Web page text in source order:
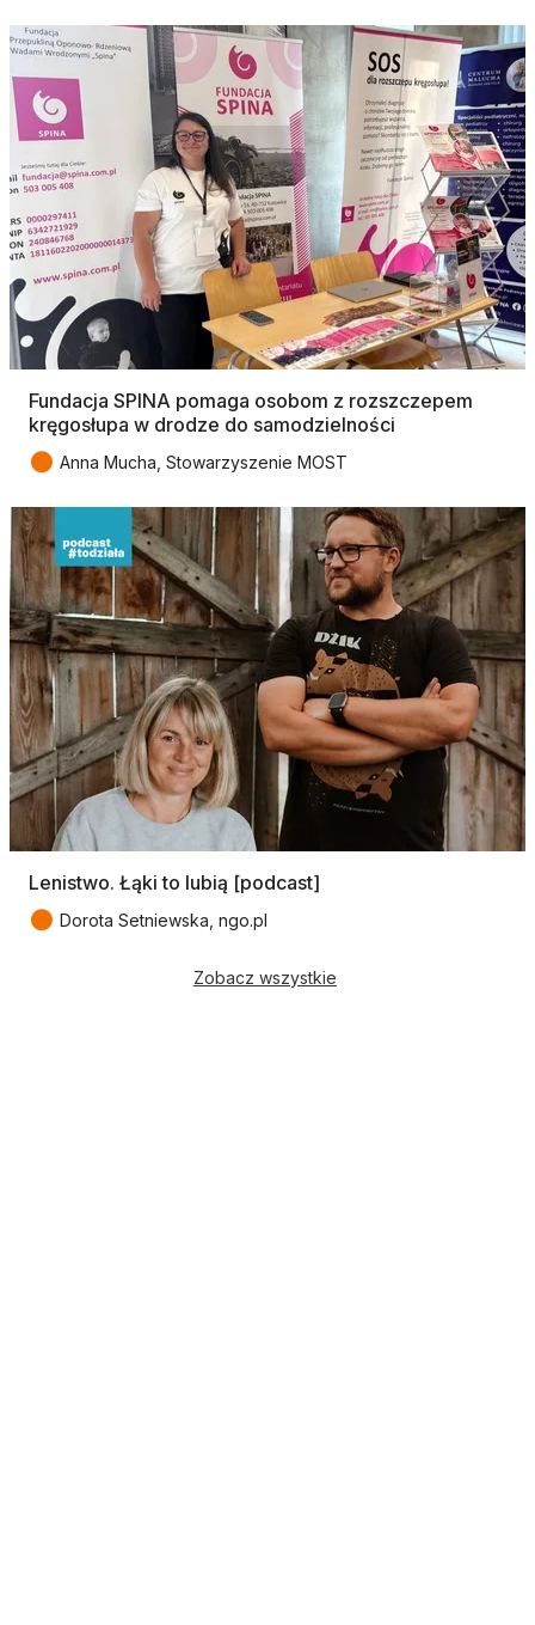
Fundacja SPINA pomaga osobom z rozszczepem
kręgosłupa w drodze do samodzielności
● Anna Mucha, Stowarzyszenie MOST
Lenistwo. Łąki to lubią [podcast]
● Dorota Setniewska, ngo.pl
Zobacz wszystkie